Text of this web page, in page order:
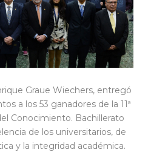
Graue Wiechers, entregó
a los 53 ganadores de la 11ª
Conocimiento. Bachillerato
de los universitarios, de
y la integridad académica.